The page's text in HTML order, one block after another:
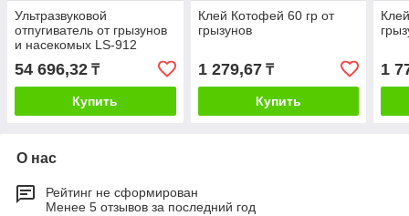
Ультразвуковой
отпугиватель от грызунов
и насекомых LS-912
54 696,32 ₸
Купить
Клей Котофей 60 гр от
грызунов
1 279,67₸
Купить
1
О нас
Рейтинг не сформирован
Менее 5 отзывов за последний год